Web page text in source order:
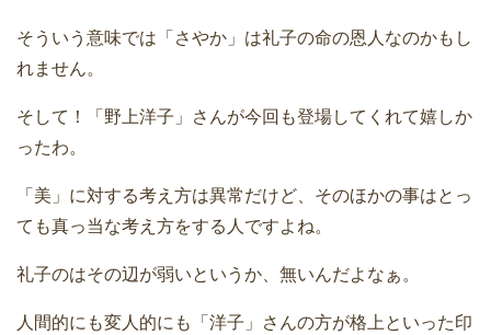
そういう意味では「さやか」は礼子の命の恩人なのかもし
れません。
そして！「野上洋子」さんが今回も登場してくれて嬉しか
ったわ。
「美」に対する考え方は異常だけど、そのほかの事はとっ
ても真っ当な考え方をする人ですよね。
礼子のはその辺が弱いというか、無いんだよなぁ。
人間的にも変人的にも「洋子」さんの方が格上といった印